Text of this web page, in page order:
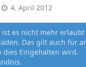
4. April 2012
ist es nicht mehr
Das gilt auch für
dies Eingehalten wird.